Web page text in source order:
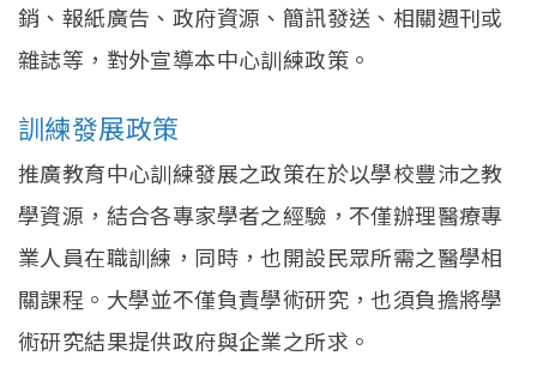
English
銷、報紙廣告、政府資源、簡訊發送、相關週刊或
雜誌等，對外宣導本中心訓練政策。
訓練發展政策
推廣教育中心訓練發展之政策在於以學校豐沛之教
學資源，結合各專家學者之經驗，不僅辦理醫療專
業人員在職訓練，同時，也開設民眾所需之醫學相
關課程。大學並不僅負責學術研究，也須負擔將學
術研究結果提供政府與企業之所求。